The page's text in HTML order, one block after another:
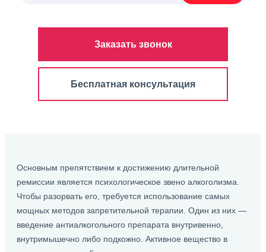
Заказать звонок
Бесплатная консультация
Основным препятствием к достижению длительной
ремиссии является психологическое звено алкоголизма.
Чтобы разорвать его, требуется использование самых
мощных методов запретительной терапии. Один из них —
введение антиалкогольного препарата внутривенно,
внутримышечно либо подкожно. Активное вещество в